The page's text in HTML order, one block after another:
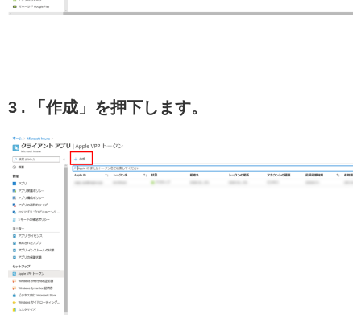
3 . 「作成」を押下します。